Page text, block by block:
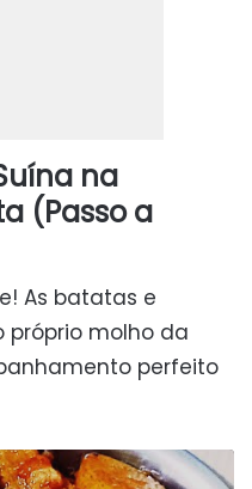
na
(Passo a
As batatas e
próprio molho da
perfeito